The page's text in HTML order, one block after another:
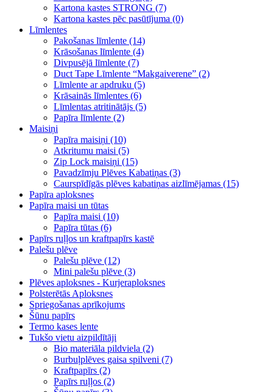
Kartona kastes STRONG (7)
Kartona kastes pēc pasūtījuma (0)
Līmlentes
Pakošanas līmlente (14)
Krāsošanas līmlente (4)
Divpusējā līmlente (7)
Duct Tape Līmlente “Makgaiverene” (2)
Līmlente ar apdruku (5)
Krāsainās līmlentes (6)
Līmlentas atritinātājs (5)
Papīra līmlente (2)
Maisiņi
Papīra maisiņi (10)
Atkritumu maisi (5)
Zip Lock maisiņi (15)
Pavadzīmju Plēves Kabatiņas (3)
Caurspīdīgās plēves kabatiņas aizlīmējamas (15)
Papīra aploksnes
Papīra maisi un tūtas
Papīra maisi (10)
Papīra tūtas (6)
Papīrs ruļļos un kraftpapīrs kastē
Palešu plēve
Palešu plēve (12)
Mini palešu plēve (3)
Plēves aploksnes - Kurjeraploksnes
Polsterētās Aploksnes
Spriegošanas aprīkojums
Šūnu papīrs
Termo kases lente
Tukšo vietu aizpildītāji
Bio materiāla pildviela (2)
Burbuļplēves gaisa spilveni (7)
Kraftpapīrs (2)
Papīrs ruļļos (2)